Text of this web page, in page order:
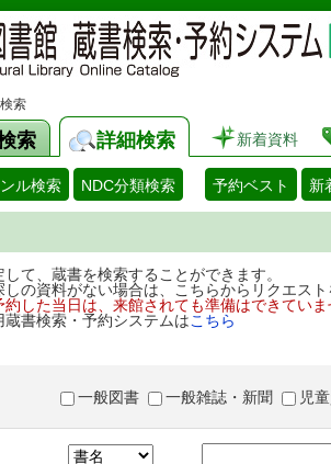
索
索 詳細検索 新着資料
ル検索 NDC分類検索 予約ベスト 新
て、蔵書を検索することができます。
しの資料がない場合は、こちらからリクエス
した当日は、来館されても準備はできてい
蔵書検索・予約システムはこちら
一般図書 一般雑誌・新聞 児